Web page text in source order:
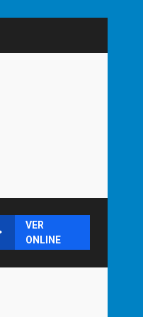
VER
ONLINE